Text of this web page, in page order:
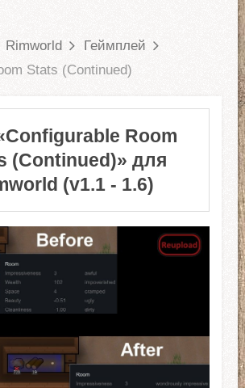
Rimworld
Геймплей
Stats (Continued)
Room
(Continued)» для
(v1.1 - 1.6)